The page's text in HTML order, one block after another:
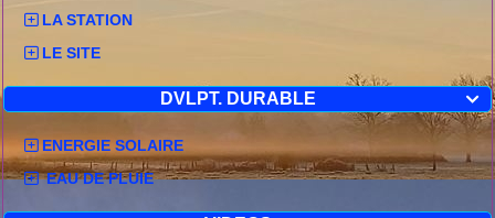
LA STATION
LE SITE

DVLPT. DURABLE
ENERGIE SOLAIRE
EAU DE PLUIE